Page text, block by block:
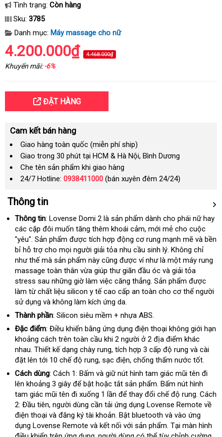
Tình trạng: Còn hàng
Sku: 3785
Danh mục: Máy massage cho nữ
4.200.000₫ 4.468.000₫
Khuyến mãi:-6%
ĐẶT HÀNG
Cam kết bán hàng
Giao hàng toàn quốc (miễn phí ship)
Giao trong 30 phút tại HCM & Hà Nội, Bình Dương
Che tên sản phẩm khi giao hàng
24/7 Hotline: 0938411000 (bán xuyên đêm 24/24)
Thông tin
Thông tin: Lovense Domi 2 là sản phẩm dành cho phái nữ hay
các cặp đôi muốn tăng thêm khoái cảmshowroom
, mới mẻ cho cuộc
"yêu"đăng
ký
. Sản phẩm giao
hàng
được tích hợp động cơ rung mạnh mẽ tiết
kiệm
và bền
bỉ hỗ trợ cho bỏ
sỉ
mọi người giải tỏa nhu cầu sinh lýcó
nên
mua
. Không chỉ
như thếmiễn
phí
mà sản phẩm này hàng
nhái
cũng đại
lý
được ví như là một máy rung
massage toàn thân vừa giúp thư giãn đầu óc thanh
toán
và giải tỏa
stress sau đã
qua
sử
dụng
những giờ làm việc căng thẳngđăng
ký
. Sản phẩm bảng
giá
được
làm từ chất liệu silicon y tế cao cấp an toàn cho cơ thể người
sử dụng nơi
nào
và không làm kích ứng da.
Thành phần: Silicon siêu mềm + nhựa ABS.
Đặc điểm: Điều khiển bằng ứng dụng điện thoại không giới hạn
khoảng cách trên toàn cầu khi 2 người ở 2 địa điểm khác
nhauhỗ
trợ
. Thiết kế dạng chày runggiá
rẻ
, tích hợp 3 cấp độ rung có
nên
mua
và cài
đặt lên tới 10 chế độ rungxưởng
, sạc điệntiết
kiệm
, chống thấm nước tốt.
Cách dùng: Cách 1: Bấm khách
hàng
và giữ nút hình tam giác mũi tên đi
lên khoảng 3 giây giá
bán
để bật mua
hàng
hoặc tắt sản phẩmthống
kê
. Bấm nút hình
tam giác mũi tên đi xuống 1 lần sửa
chữa
để thay đổi chế độ rungquà
tặng
. Cách
2: Đầu tiênLazada
, người dùng cần tải ứng dụng Lovense Remote về
điện thoại cao
cấp
và đăng ký tài khoảnlắp
đặt
. Bật bluetooth trung
tâm
và vào ứng
dụng Lovense Remote nơi
và kết nối thống
với sản phẩmmini
. Tại màn hình